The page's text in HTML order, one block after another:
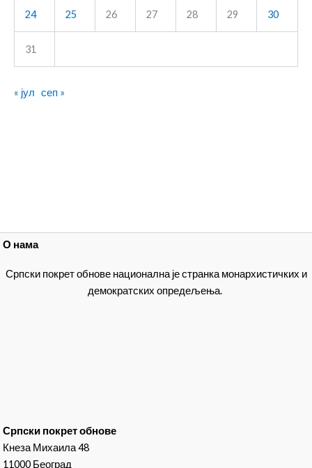
24 25 26 27 28 29 30
31
« јул сеп »
О нама
Српски покрет обнове национална је странка монархистичких и
демократских опредељења.
Српски покрет обнове
Кнеза Михаила 48
11000 Београд